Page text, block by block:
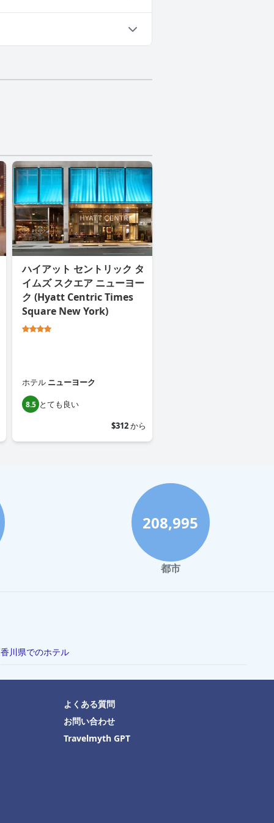
せん。
ハイアット セントリック タ
イムズ スクエア ニューヨー
ク (Hyatt Centric Times
Square New York)
ホテル ニューヨーク
8.5 とても良い
$312から
208,995
都市
香川県でのホテル
よくある質問
お問い合わせ
Travelmyth GPT